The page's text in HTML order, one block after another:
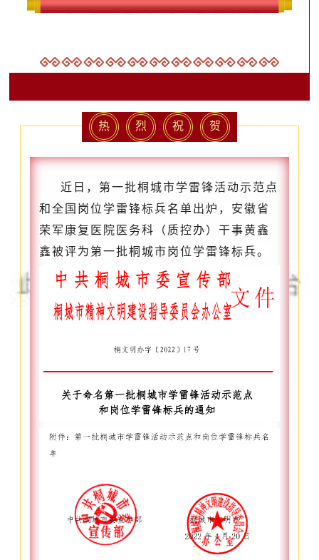
热 烈 祝 贺
近日，第一批桐城市学雷锋活动示范点
和全国岗位学雷锋标兵名单出炉，安徽省
荣军康复医院医务科（质控办）干事黄鑫
鑫被评为第一批桐城市岗位学雷锋标兵。